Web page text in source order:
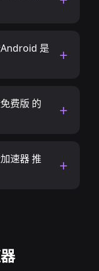
是
费版 的
速器 推